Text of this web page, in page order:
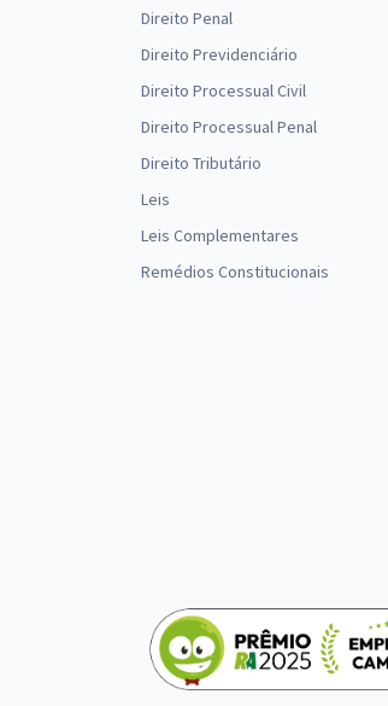
Direito Penal
Direito Previdenciário
Direito Processual Civil
Direito Processual Penal
Direito Tributário
Leis
Leis Complementares
Remédios Constitucionais